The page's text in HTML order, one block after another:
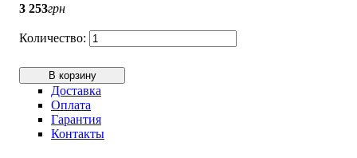
3 253грн
В корзину
Доставка
Оплата
Гарантия
Контакты